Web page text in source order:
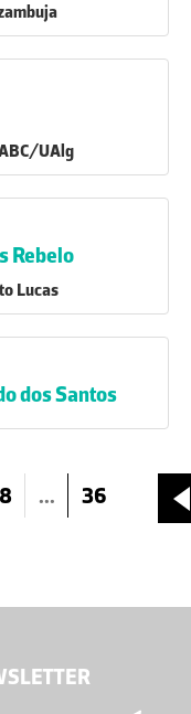
UAlg
Rebelo
Lucas
dos Santos
8 ...
36